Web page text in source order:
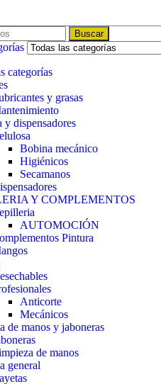
Buscar
categorías
y grasas
y dispensadores
Bobina mecánico
Higiénicos
Secamanos
Y COMPLEMENTOS
AUTOMOCIÓN
Pintura
Anticorte
Mecánicos
de manos y jaboneras
de manos
general